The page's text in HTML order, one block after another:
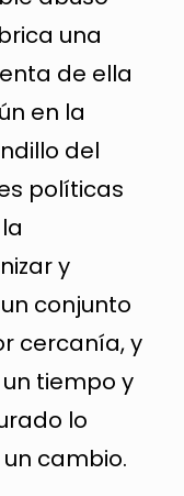
una
de ella
en la
del
políticas
y
conjunto
cercanía, y
tiempo y
lo
cambio.